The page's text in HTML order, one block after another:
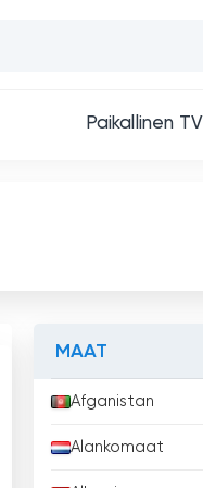
Paikallinen TV
MAAT
Afganistan
Alankomaat